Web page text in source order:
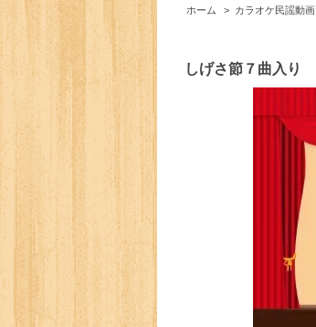
ホーム > カラオケ民謡動画
しげさ節７曲入り